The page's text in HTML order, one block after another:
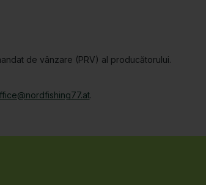
de vânzare (PRV) al producătorului.
.